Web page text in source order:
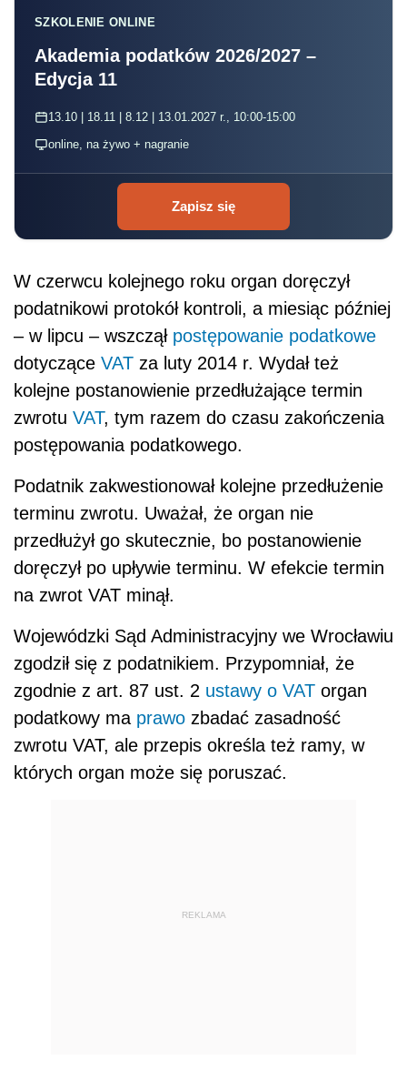
SZKOLENIE ONLINE
Akademia podatków 2026/2027 –
Edycja 11
13.10 | 18.11 | 8.12 | 13.01.2027 r., 10:00-15:00
online, na żywo + nagranie
Zapisz się
W czerwcu kolejnego roku organ doręczył
podatnikowi protokół kontroli, a miesiąc później
– w lipcu – wszczął postępowanie podatkowe
dotyczące VAT za luty 2014 r. Wydał też
kolejne postanowienie przedłużające termin
zwrotu VAT, tym razem do czasu zakończenia
postępowania podatkowego.
Podatnik zakwestionował kolejne przedłużenie
terminu zwrotu. Uważał, że organ nie
przedłużył go skutecznie, bo postanowienie
doręczył po upływie terminu. W efekcie termin
na zwrot VAT minął.
Wojewódzki Sąd Administracyjny we Wrocławiu
zgodził się z podatnikiem. Przypomniał, że
zgodnie z art. 87 ust. 2 ustawy o VAT organ
podatkowy ma prawo zbadać zasadność
zwrotu VAT, ale przepis określa też ramy, w
których organ może się poruszać.
REKLAMA